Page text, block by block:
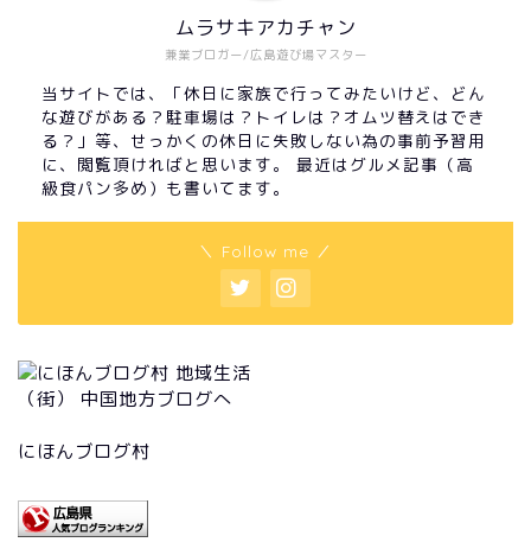
兼業ブロガー/広島遊び場マスター
ムラサキアカチャン
当サイトでは、「休日に家族で行ってみたいけど、どん
な遊びがある？駐車場は？トイレは？オムツ替えはでき
る？」等、せっかくの休日に失敗しない為の事前予習用
に、閲覧頂ければと思います。 最近はグルメ記事（高
級食パン多め）も書いてます。
＼ Follow me ／
にほんブログ村